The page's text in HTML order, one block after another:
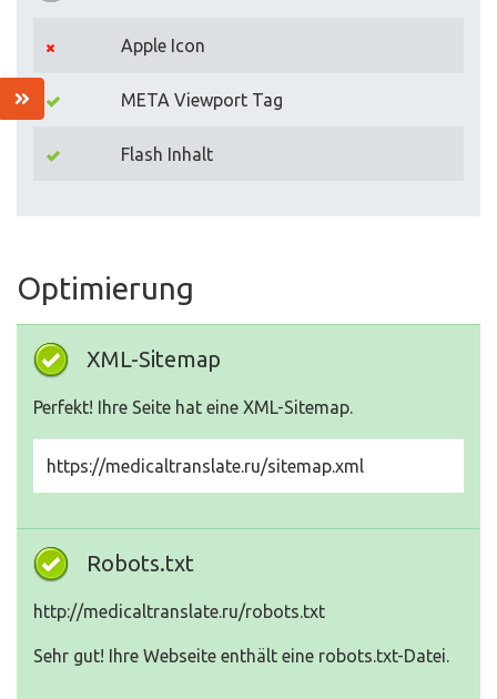
Apple Icon
META Viewport Tag
Flash Inhalt
Optimierung
XML-Sitemap
Perfekt! Ihre Seite hat eine XML-Sitemap.
https://medicaltranslate.ru/sitemap.xml
Robots.txt
http://medicaltranslate.ru/robots.txt
Sehr gut! Ihre Webseite enthält eine robots.txt-Datei.